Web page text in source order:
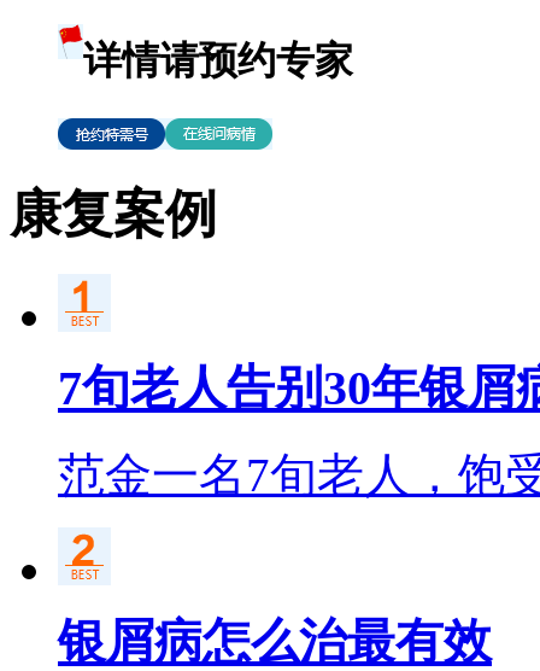
详情请预约专家
康复案例
7旬老人告别30年银屑
范金一名7旬老人，饱
银屑病怎么治最有效